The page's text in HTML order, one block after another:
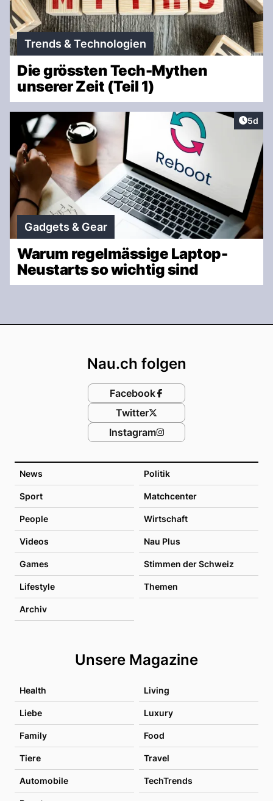
Trends & Technologien
Die grössten Tech-Mythen
unserer Zeit (Teil 1)
5d
Gadgets & Gear
Warum regelmässige Laptop-
Neustarts so wichtig sind
News Politik
Sport Matchcenter
People Wirtschaft
Videos Nau Plus
Games Stimmen der Schweiz
Lifestyle Themen
Archiv
Unsere Magazine
Health Living
Liebe Luxury
Family Food
Tiere Travel
Automobile TechTrends
Nau.ch folgen
Facebook
Twitter
Instagram